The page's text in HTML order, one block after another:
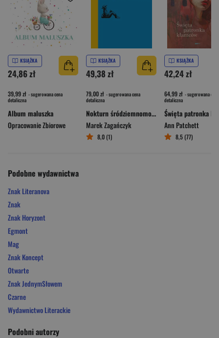
KSIĄŻKA
24,86 zł
39,99 zł - sugerowana cena
detaliczna
Album maluszka
Opracowanie Zbiorowe
KSIĄŻKA
49,38 zł
79,00 zł - sugerowana cena
detaliczna
Nokturn śródziemnomorski
Marek Zagańczyk
8,0 (1)
KSIĄŻKA
42,24 zł
64,99 zł - sugerowana cena
detaliczna
Ann Patchett
8,5 (77)
Podobne wydawnictwa
Znak Literanova
Znak
Znak Horyzont
Egmont
Mag
Znak Koncept
Otwarte
Znak JednymSłowem
Czarne
Wydawnictwo Literackie
Podobni autorzy